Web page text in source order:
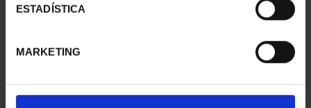
ESTADÍSTICA
MARKETING